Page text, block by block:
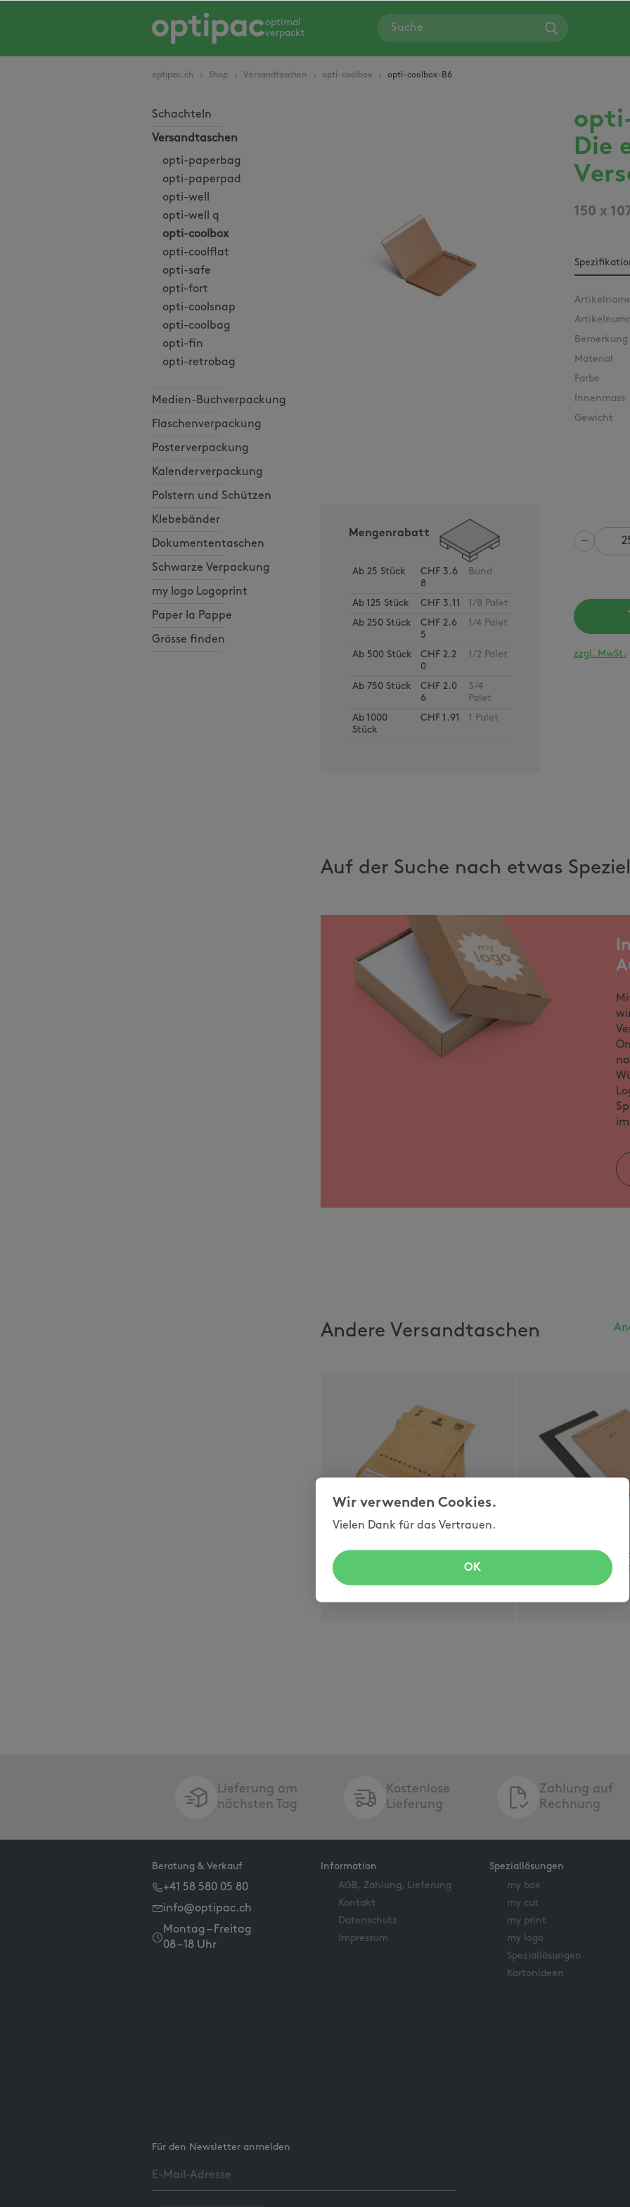
Zur Hauptnavigation springen
optimal
verpackt
optipac.ch Shop Versandtaschen opti-coolbox opti-coolbox-B6
Schachteln
Versandtaschen
opti-paperbag
opti-paperpad
opti-well
opti-well q
opti-coolbox
opti-coolflat
opti-safe
opti-fort
opti-coolsnap
opti-coolbag
opti-fin
opti-retrobag
Medien-Buchverpackung
Flaschenverpackung
Posterverpackung
Kalenderverpackung
Polstern und Schützen
Klebebänder
Dokumententaschen
Schwarze Verpackung
my logo Logoprint
Paper la Pappe
Grösse finden
Die
150 x
Bemerkung
Material
Farbe
Innenmass
Gewicht
Mengenrabatt
Ab 25 Stück
CHF 3.6
8
Bund
Ab 125 Stück CHF 3.11
1/8 Palet
Ab 250 Stück
CHF 2.6
5
1/4 Palet
Ab 500 Stück
CHF 2.2
0
1/2 Palet
Ab 750 Stück
CHF 2.0
6
3/4
Palet
Ab 1000
Stück
CHF 1.91 1 Palet
Anzahl
zzgl. MwSt.
Auf der Suche nach etwas
Andere Versandtaschen
Klassiche
stabilem
Lieferung am
nächsten Tag
Kostenlose
Lieferung
Zahlung auf
Rechnung
Beratung & Verkauf
+41 58 580 05 80
info@optipac.ch
Montag – Freitag
08 – 18 Uhr
Information
AGB, Zahlung, Lieferung
Kontakt
Datenschutz
Impressum
Speziallösungen
my box
my cut
my print
my logo
Speziallösungen
Kartonideen
Für den Newsletter anmelden
Wir verwenden Cookies.
Vielen Dank für das Vertrauen.
OK